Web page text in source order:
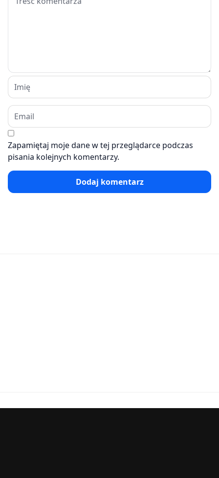
Zapamiętaj moje dane w tej przeglądarce podczas
pisania kolejnych komentarzy.
Dodaj komentarz